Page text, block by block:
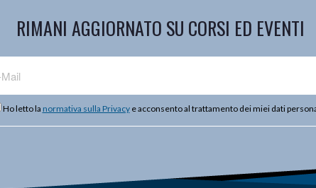
RIMANI AGGIORNATO SU CORSI ED EVENTI
Ho letto la normativa sulla Privacye acconsento al trattamento dei miei dati